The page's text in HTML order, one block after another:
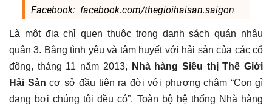
Facebook: facebook.com/thegioihaisan.saigon
Là một địa chỉ quen thuộc trong danh sách quán nhậu
quận 3. Bằng tình yêu và tâm huyết với hải sản của các cổ
đông, tháng 11 năm 2013,
Nhà hàng Siêu thị Thế Giới
Hải Sản cơ sở đầu tiên ra đời với phương châm “Con gì
đang bơi chúng tôi đều có”. Toàn bộ hệ thống Nhà hàng